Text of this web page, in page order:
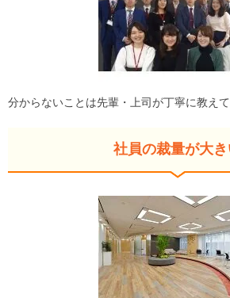
分からないことは先輩・上司が丁寧に教えて
社員の裁量が大